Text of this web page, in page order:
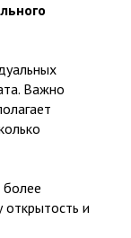
Важно
открытость и